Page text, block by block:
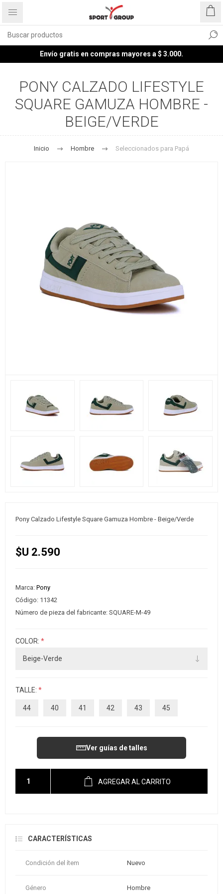
Envío gratis en compras mayores a $ 3.000.
PONY CALZADO LIFESTYLE
SQUARE GAMUZA HOMBRE -
BEIGE/VERDE
Inicio Hombre Seleccionados para Papá
Pony Calzado Lifestyle Square Gamuza Hombre - Beige/Verde
$U 2.590
Marca: Pony
Código: 11342
Número de pieza del fabricante: SQUARE-M-49
COLOR: *
TALLE: *
44 40 41 42 43 45
Ver guías de talles
AGREGAR AL CARRITO
CARACTERÍSTICAS
Condición del ítem Nuevo
Género Hombre